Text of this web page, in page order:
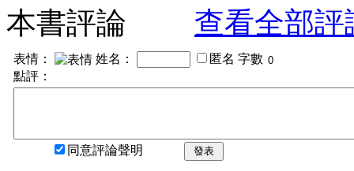
本書評論
查看全部評
表情： 姓名： 匿名 字數
點評：
同意評論聲明 發表